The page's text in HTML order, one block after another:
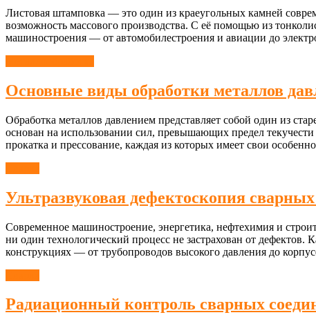
Листовая штамповка — это один из краеугольных камней
возможность массового производства. С её помощью из
машиностроения — от автомобилестроения и авиации до
Основные виды обработки металлов
Обработка металлов давлением представляет собой один из
основан на использовании сил, превышающих предел
прокатка и прессование, каждая из которых имеет свои
Ультразвуковая дефектоскопия
Современное машиностроение, энергетика, нефтехимия и
ни один технологический процесс не застрахован от
конструкциях — от трубопроводов высокого давления до
Радиационный контроль сварных